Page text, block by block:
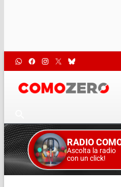
RADIO
Ascolta la radio
con un click!